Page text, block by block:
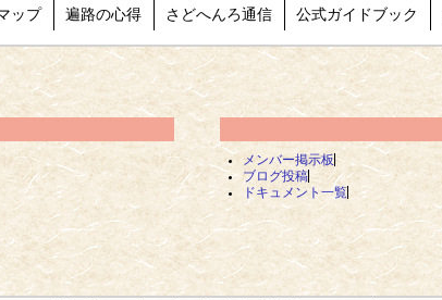
ップ 遍路の心得 さどへんろ通信 公式ガイドブック
メンバー掲示板
ブログ投稿
ドキュメント一覧